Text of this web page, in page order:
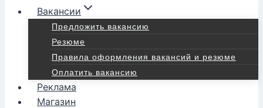
Вакансии
Предложить вакансию
Резюме
Правила оформления вакансий и резюме
Оплатить вакансию
Реклама
Магазин